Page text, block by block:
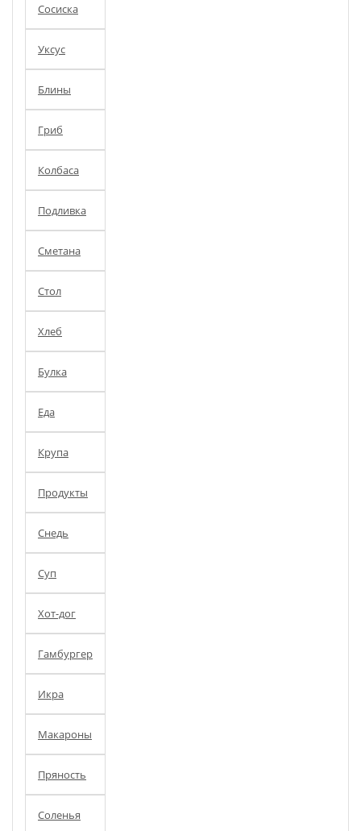
Сосиска
Уксус
Блины
Гриб
Колбаса
Подливка
Сметана
Стол
Хлеб
Булка
Еда
Крупа
Продукты
Снедь
Суп
Хот-дог
Гамбургер
Икра
Макароны
Пряность
Соленья